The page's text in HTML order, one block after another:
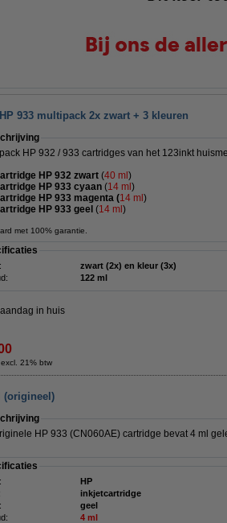
933 multipack 2x zwart + 3 kleuren
HP 932 / 933 cartridges van het 123inkt
HP 932 zwart (40 ml )
HP 933 cyaan (14 ml )
HP 933 magenta (14 ml )
HP 933 geel (14 ml )
met 100% garantie.
zwart (2x) en kleur (3x)
122 ml
in huis
21% btw
(origineel)
HP 933 (CN060AE) cartridge bevat 4 ml
HP
inkjetcartridge
geel
4 ml